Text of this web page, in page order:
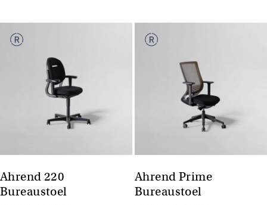
Ahrend 220
Bureaustoel
Ahrend Prime
Bureaustoel